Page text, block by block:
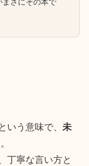
いう意味で、 未
丁寧な言い方と